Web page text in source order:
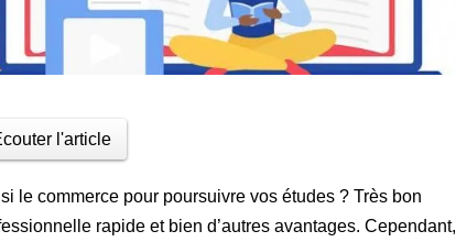
l'article
le commerce pour poursuivre vos études ? Très bon
rapide et bien d’autres avantages. Cependant,